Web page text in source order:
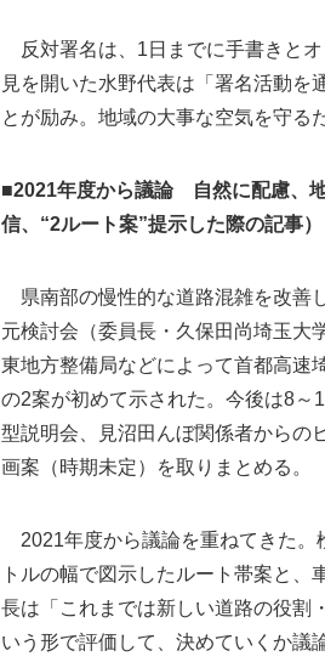
反対署名は、1日までに手書きと
見を開いた水野代表は「署名活動を
とが励み。地域の大事な空気を守る
■2021年度から議論 自然に配慮、
信、“2ルート案”提示した際の記事）
県南部の慢性的な道路混雑を改善
元検討会（委員長・久保田尚埼玉大
東地方整備局などによって首都高速
の2案が初めて示された。今後は8～
型説明会、見沼田んぼ関係者からの
画案（時期未定）を取りまとめる。
2021年度から議論を重ねてきた。
トルの幅で図示したルート帯案と
長は「これまでは新しい道路の役割
いう形で評価して、決めていくか議